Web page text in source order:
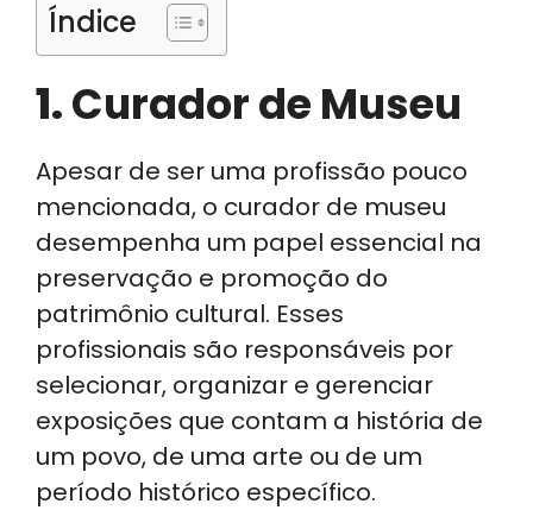
Índice
1.Curador de Museu
Apesar de ser uma profissão pouco
mencionada, o curador de museu
desempenha um papel essencial na
preservação e promoção do
patrimônio cultural. Esses
profissionais são responsáveis por
selecionar, organizar e gerenciar
exposições que contam a história de
um povo, de uma arte ou de um
período histórico específico.